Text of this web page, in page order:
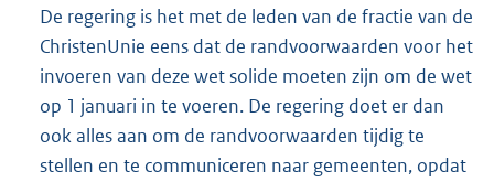
De regering is het met de leden van de fractie van de
ChristenUnie eens dat de randvoorwaarden voor het
invoeren van deze wet solide moeten zijn om de wet
op 1 januari in te voeren. De regering doet er dan
ook alles aan om de randvoorwaarden tijdig te
stellen en te communiceren naar gemeenten, opdat